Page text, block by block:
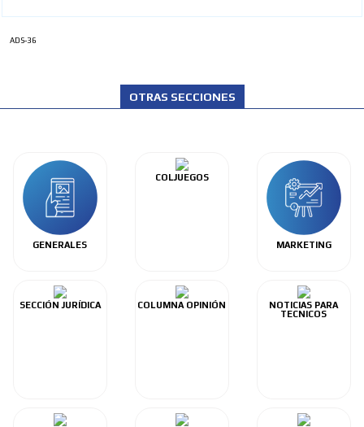
ADS-36
OTRAS SECCIONES
GENERALES
COLJUEGOS
MARKETING
SECCIÓN JURÍDICA COLUMNA OPINIÓN
NOTICIAS PARA
TECNICOS